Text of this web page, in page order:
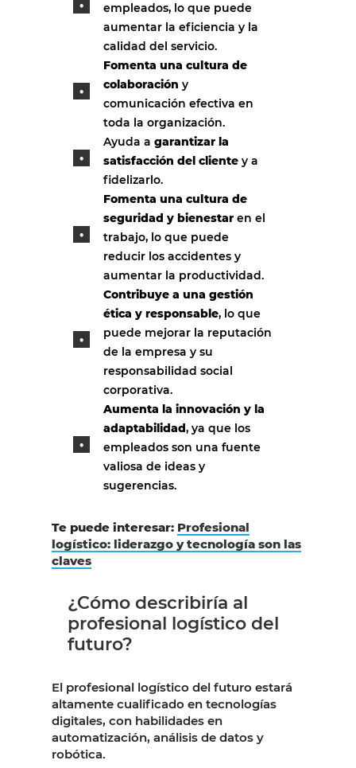
empleados, lo que puede
aumentar la eficiencia y la
calidad del servicio.
Fomenta una cultura de
colaboración y
comunicación efectiva en
toda la organización.
Ayuda a garantizar la
satisfacción del cliente y a
fidelizarlo.
Fomenta una cultura de
seguridad y bienestar en el
trabajo, lo que puede
reducir los accidentes y
aumentar la productividad.
Contribuye a una gestión
ética y responsable, lo que
puede mejorar la reputación
de la empresa y su
responsabilidad social
corporativa.
Aumenta la innovación y la
adaptabilidad, ya que los
empleados son una fuente
valiosa de ideas y
sugerencias.
Te puede interesar: Profesional
logístico: liderazgo y tecnología son las
claves
¿Cómo describiría al
profesional logístico del
futuro?
El profesional logístico del futuro estará
altamente cualificado en tecnologías
digitales, con habilidades en
automatización, análisis de datos y
robótica.